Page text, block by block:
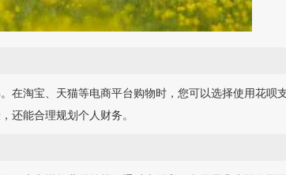
在淘宝、天猫等电商平台购物时，您可以选择使用花呗
还能合理规划个人财务。